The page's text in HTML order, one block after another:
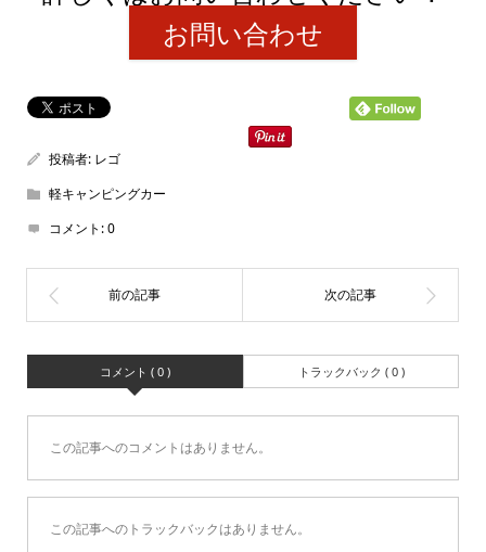
お問い合わせ
投稿者: レゴ
軽キャンピングカー
コメント:0
コメント ( 0 ) トラックバック ( 0 )
この記事へのコメントはありません。
この記事へのトラックバックはありません。